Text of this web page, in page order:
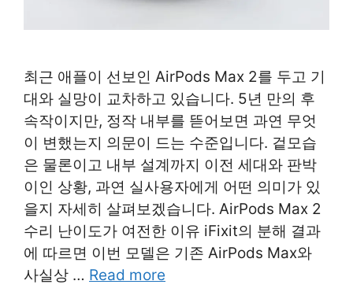
최근 애플이 선보인 AirPods Max 2를 두고 기
대와 실망이 교차하고 있습니다. 5년 만의 후
속작이지만, 정작 내부를 뜯어보면 과연 무엇
이 변했는지 의문이 드는 수준입니다. 겉모습
은 물론이고 내부 설계까지 이전 세대와 판박
이인 상황, 과연 실사용자에게 어떤 의미가 있
을지 자세히 살펴보겠습니다. AirPods Max 2
수리 난이도가 여전한 이유 iFixit의 분해 결과
에 따르면 이번 모델은 기존 AirPods Max와
사실상 … Read more